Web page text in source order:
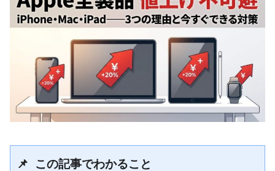
📌 この記事でわかること